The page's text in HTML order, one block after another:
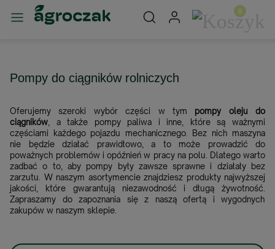
Pompy do ciągników rolniczych
Oferujemy szeroki wybór części w tym pompy oleju do
ciągników , a także pompy paliwa i inne, które są ważnymi
częściami każdego pojazdu mechanicznego. Bez nich maszyna
nie będzie działać prawidłowo, a to może prowadzić do
poważnych problemów i opóźnień w pracy na polu. Dlatego warto
zadbać o to, aby pompy były zawsze sprawne i działały bez
zarzutu. W naszym asortymencie znajdziesz produkty najwyższej
jakości, które gwarantują niezawodność i długą żywotność.
Zapraszamy do zapoznania się z naszą ofertą i wygodnych
zakupów w naszym sklepie.